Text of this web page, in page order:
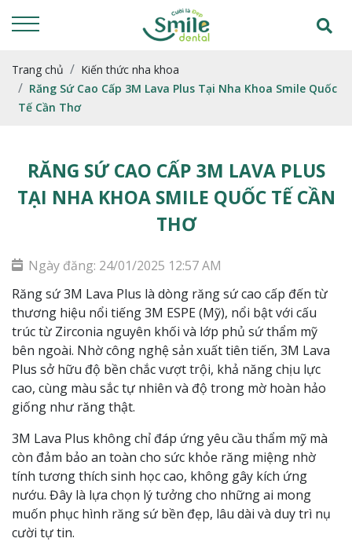
Trang chủ
Kiến thức nha khoa
Răng Sứ Cao Cấp 3M Lava Plus Tại Nha Khoa Smile Quốc
Tế Cần Thơ
RĂNG SỨ CAO CẤP 3M LAVA PLUS
TẠI NHA KHOA SMILE QUỐC TẾ CẦN
THƠ
Ngày đăng: 24/01/2025 12:57 AM
Răng sứ 3M Lava Plus là dòng răng sứ cao cấp đến từ
thương hiệu nổi tiếng 3M ESPE (Mỹ), nổi bật với cấu
trúc từ Zirconia nguyên khối và lớp phủ sứ thẩm mỹ
bên ngoài. Nhờ công nghệ sản xuất tiên tiến, 3M Lava
Plus sở hữu độ bền chắc vượt trội, khả năng chịu lực
cao, cùng màu sắc tự nhiên và độ trong mờ hoàn hảo
giống như răng thật.
3M Lava Plus không chỉ đáp ứng yêu cầu thẩm mỹ mà
còn đảm bảo an toàn cho sức khỏe răng miệng nhờ
tính tương thích sinh học cao, không gây kích ứng
nướu. Đây là lựa chọn lý tưởng cho những ai mong
muốn phục hình răng sứ bền đẹp, lâu dài và duy trì nụ
cười tự tin.